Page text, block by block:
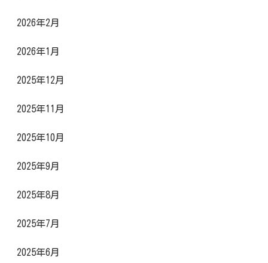
2026年2月
2026年1月
2025年12月
2025年11月
2025年10月
2025年9月
2025年8月
2025年7月
2025年6月